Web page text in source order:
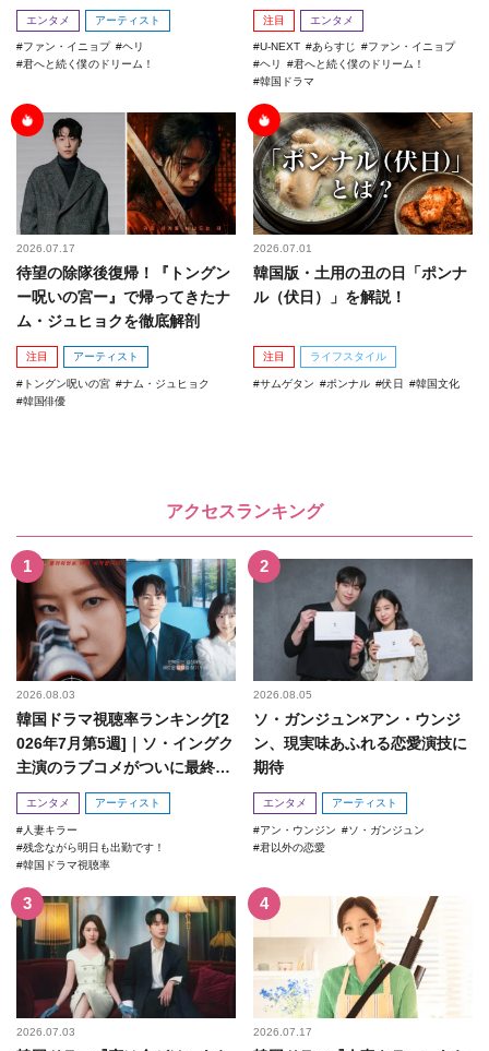
エンタメ アーティスト
ファン・イニョプ
ヘリ
君へと続く僕のドリーム！
注目 エンタメ
U-NEXT あらすじ
ファン・イニョプ
ヘリ
君へと続く僕のドリーム！
韓国ドラマ
2026.07.17
待望の除隊後復帰！『トングン
ー呪いの宮ー』で帰ってきたナ
ム・ジュヒョクを徹底解剖
注目 アーティスト
トングン呪いの宮
ナム・ジュヒョク
韓国俳優
2026.07.01
韓国版・土用の丑の日「ポンナ
ル（伏日）」を解説！
注目 ライフスタイル
サムゲタン ポンナル 伏日 韓国文化
アクセスランキング
2026.08.03
韓国ドラマ視聴率ランキング[2
026年7月第5週]｜ソ・イングク
主演のラブコメがついに最終
回！
エンタメ アーティスト
人妻キラー
残念ながら明日も出勤です！
韓国ドラマ視聴率
2026.08.05
ソ・ガンジュン×アン・ウンジ
ン、現実味あふれる恋愛演技に
期待
エンタメ アーティスト
アン・ウンジン
ソ・ガンジュン
君以外の恋愛
2026.07.03 2026.07.17